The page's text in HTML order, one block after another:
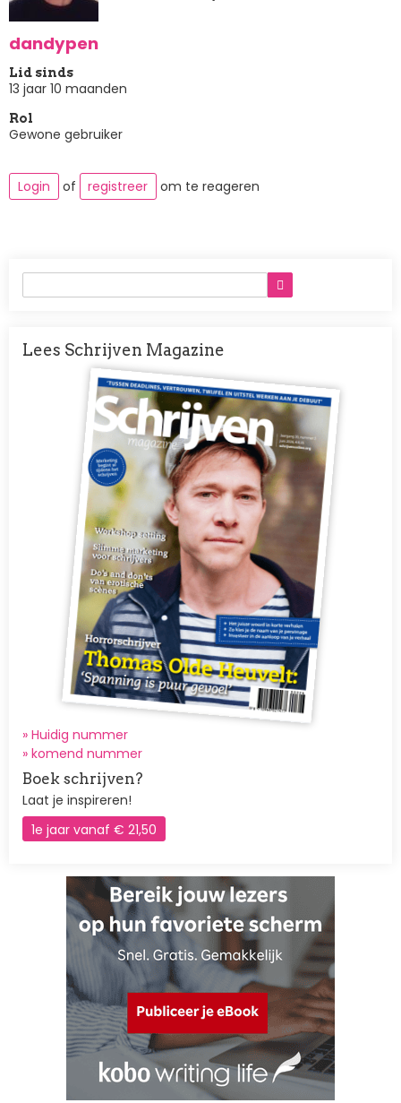
dandypen
Lid sinds
13 jaar 10 maanden
Rol
Gewone gebruiker
Login of registreer om te reageren
Lees Schrijven Magazine
Afbeelding
» Huidig nummer
» komend nummer
Boek schrijven?
Laat je inspireren!
1e jaar vanaf € 21,50